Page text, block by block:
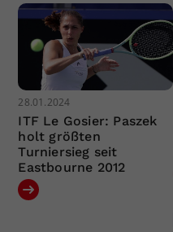
28.01.2024
ITF Le Gosier: Paszek
holt größten
Turniersieg seit
Eastbourne 2012